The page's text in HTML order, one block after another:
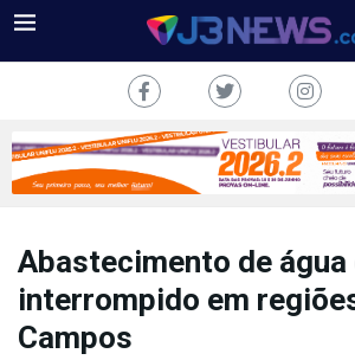
TV
Abastecimento de água
interrompido em
Campos